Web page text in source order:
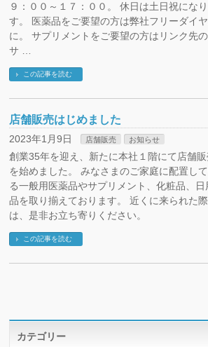
９：００～１７：００。 休日は土日祝になり
す。 医薬品をご要望の方は弊社フリーダイ
に。 サプリメントをご要望の方はリンク先
サ …
この記事を読む
店舗販売はじめました
2023年1月9日 店舗販売 お知らせ
創業35年を迎え、新たに本社１階にて店舗販
を始めました。 みなさまのご家庭に配置し
る一般用医薬品やサプリメント、化粧品、日
品を取り揃えております。 近くに来られた際
は、是非お立ち寄りください。
この記事を読む
カテゴリー